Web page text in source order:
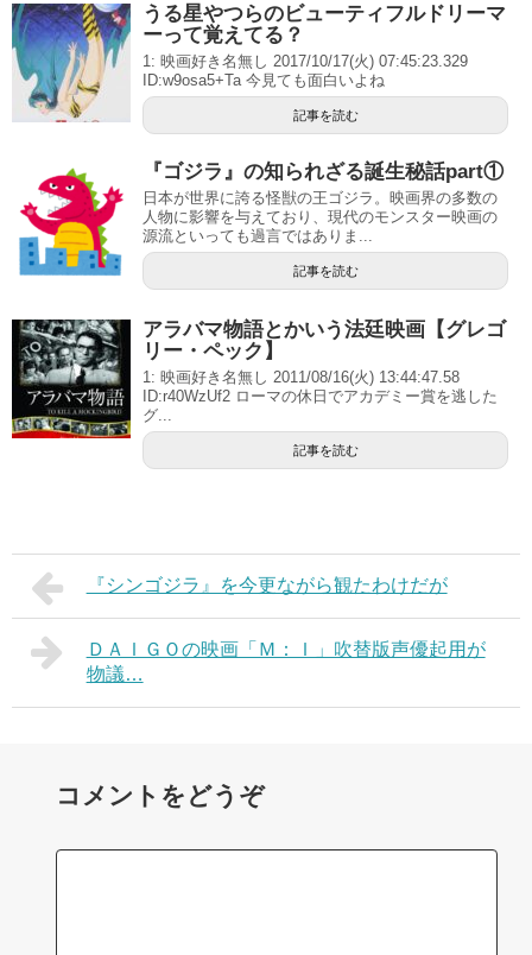
うる星やつらのビューティフルドリーマ
ーって覚えてる？
1: 映画好き名無し 2017/10/17(火) 07:45:23.329
ID:w9osa5+Ta 今見ても面白いよね
記事を読む
『ゴジラ』の知られざる誕生秘話part①
日本が世界に誇る怪獣の王ゴジラ。映画界の多数の
人物に影響を与えており、現代のモンスター映画の
源流といっても過言ではありま...
記事を読む
アラバマ物語とかいう法廷映画【グレゴ
リー・ペック】
1: 映画好き名無し 2011/08/16(火) 13:44:47.58
ID:r40WzUf2 ローマの休日でアカデミー賞を逃した
グ...
記事を読む
『シンゴジラ』を今更ながら観たわけだが
ＤＡＩＧＯの映画「Ｍ：Ｉ」吹替版声優起用が
物議…
コメントをどうぞ